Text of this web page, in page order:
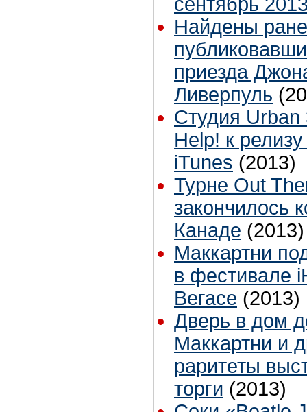
Найдены
приезда
Ливерпуль
Студия Urban
Help! к
iTunes (2013)
Турне Out
закончилось
Канаде (2013)
Маккартни
в фестивале
Вегасе (2013)
Дверь в дом
Маккартни и
раритеты
торги (2013)